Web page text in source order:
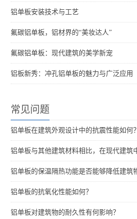
铝单板安装技术与工艺
氟碳铝单板，铝材界的“美妆达人”
氟碳铝单板：现代建筑的美学新宠
铝板新秀：冲孔铝单板的魅力与广泛应用
常见问题
铝单板在建筑外观设计中的抗震性能如何？
铝单板的抗氧化性能如何？
铝单板对建筑物的耐久性有何影响？